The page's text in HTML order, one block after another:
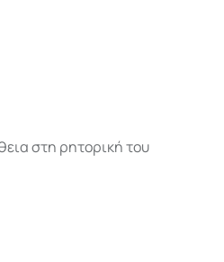
στη ρητορική του